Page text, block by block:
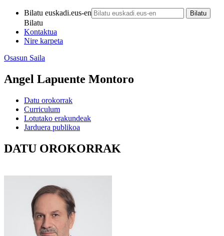
Bilatu euskadi.eus-en
Bilatu
Kontaktua
Nire karpeta
Osasun Saila
Angel Lapuente Montoro
Datu orokorrak
Curriculum
Lotutako erakundeak
Jarduera publikoa
DATU OROKORRAK